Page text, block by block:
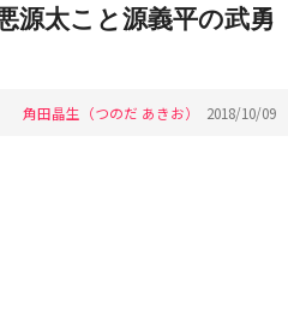
源太こと源義平の武勇
角田晶生（つのだ あきお） 2018/10/09